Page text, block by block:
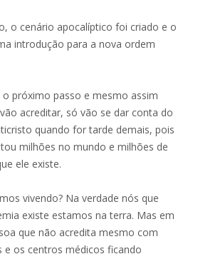
o cenário apocalíptico foi criado e o
introdução para a nova ordem
próximo passo e mesmo assim
acreditar, só vão se dar conta do
quando for tarde demais, pois
milhões no mundo e milhões de
ele existe.
vivendo? Na verdade nós que
existe estamos na terra. Mas em
que não acredita mesmo com
e os centros médicos ficando